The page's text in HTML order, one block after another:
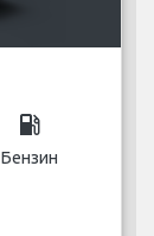
local_gas_station
Бензин